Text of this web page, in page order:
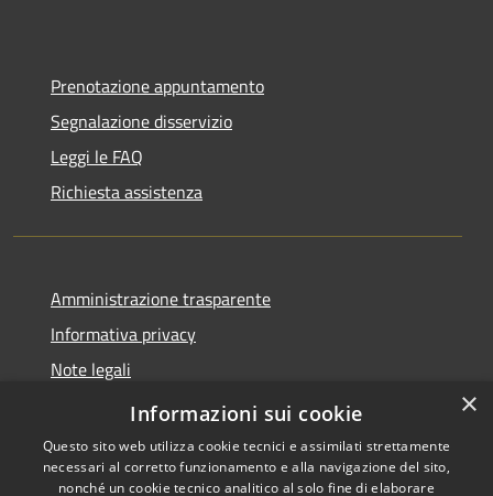
Prenotazione appuntamento
Segnalazione disservizio
Leggi le FAQ
Richiesta assistenza
Amministrazione trasparente
Informativa privacy
Note legali
Dichiarazione di accessibilità
×
Informazioni sui cookie
Questo sito web utilizza cookie tecnici e assimilati strettamente
necessari al corretto funzionamento e alla navigazione del sito,
nonché un cookie tecnico analitico al solo fine di elaborare